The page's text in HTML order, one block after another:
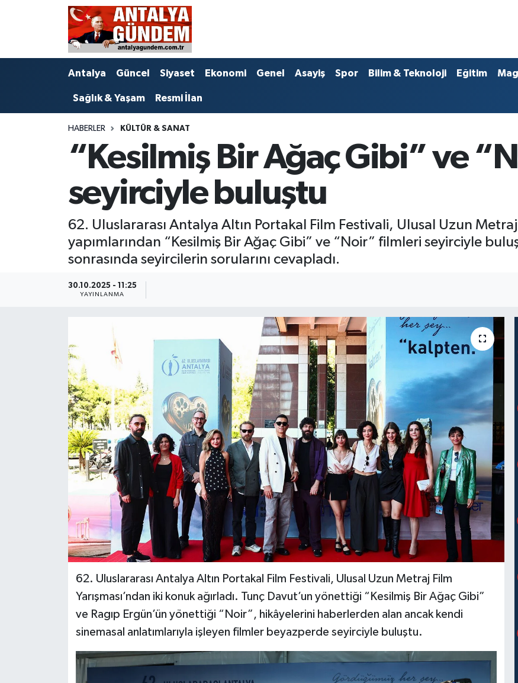
Antalya Güncel Siyaset Ekonomi Genel Asayiş Spor Bilim & Teknoloji Eğitim
Sağlık & Yaşam Resmi İlan
HABERLER KÜLTÜR & SANAT
“Kesilmiş Bir Ağaç Gibi” ve
seyirciyle buluştu
62. Uluslararası Antalya Altın Portakal Film Festivali, Ulusal Uzun Metraj
yapımlarından “Kesilmiş Bir Ağaç Gibi” ve “Noir” filmleri seyirciyle
sonrasında seyircilerin sorularını cevapladı.
30.10.2025 - 11:25
YAYINLANMA
62. Uluslararası Antalya Altın Portakal Film Festivali, Ulusal Uzun Metraj Film
Yarışması’ndan iki konuk ağırladı. Tunç Davut’un yönettiği “Kesilmiş Bir Ağaç Gibi”
ve Ragıp Ergün’ün yönettiği “Noir”, hikâyelerini haberlerden alan ancak kendi
sinemasal anlatımlarıyla işleyen filmler beyazperde seyirciyle buluştu.
Antalya
Bilim & Teknoloji
Ekonomi
Görüntülü Haber
Magazin
Resmi İlan
Sağlık & Yaşam
Siyaset
Antalya Nöbetçi Eczaneler
Antalya Hava Durumu
Antalya Namaz Vakitleri
Süper Lig Puan Durumu ve Fikstür
Tüm Manşetler
Son Dakika Haberleri
Haber Arşivi